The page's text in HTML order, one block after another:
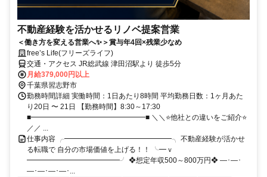
不動産経験を活かせるリノベ提案営業
＜働き方を変える営業へ✨＞賞与年4回×残業少なめ
free’s Life(フリーズライフ)
交通・アクセス JR総武線 津田沼駅より 徒歩5分
月給379,000円以上
千葉県習志野市
勤務時間詳細 実働時間：1日あたり8時間 平均勤務日数：1ヶ月あた
り20日 〜 21日 【勤務時間】8:30～17:30
■━━━━━━━━━━━━━━━━■ ＼＼⭐他社との違いをご紹介⭐
／／ ...
仕事内容 ╭━━━━━━━━━━━━━━━╮ 不動産経験が活かせ
る転職で 自分の市場価値を上げる！！ ╰━ｖ
━━━━━━━━━━━━━╯ ❖想定年収500～800万円❖ ―･―･
―･―･―･―･...